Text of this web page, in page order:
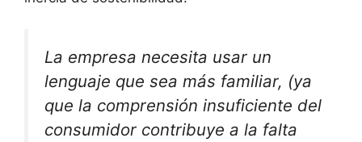
La empresa necesita usar un
lenguaje que sea más familiar, (ya
que la comprensión insuficiente del
consumidor contribuye a la falta